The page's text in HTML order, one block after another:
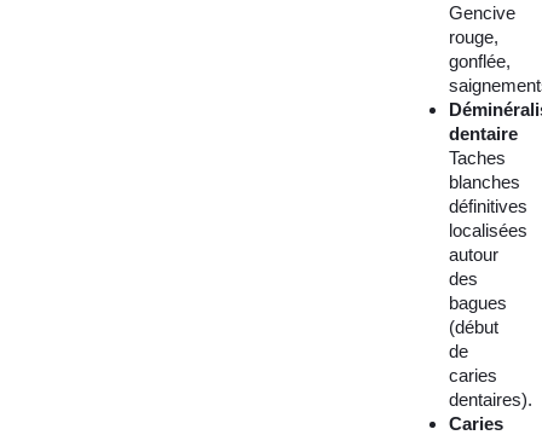
Gencive
rouge,
gonflée,
dentaire
Taches
blanches
définitives
localisées
autour
des
bagues
(début
de
caries
dentaires).
Caries